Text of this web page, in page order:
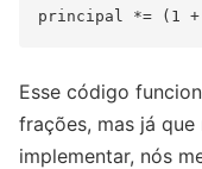
Esse código
frações, mas já
implementar, nós